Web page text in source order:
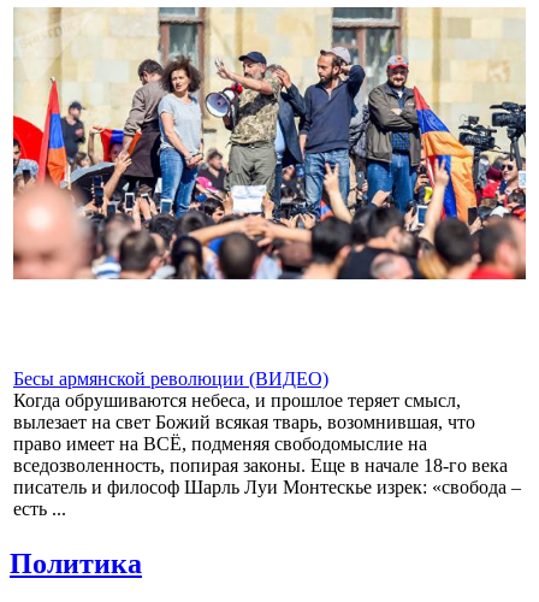
Бесы армянской революции (ВИДЕО)
Когда обрушиваются небеса, и прошлое теряет смысл,
вылезает на свет Божий всякая тварь, возомнившая, что
право имеет на ВСЁ, подменяя свободомыслие на
вседозволенность, попирая законы. Еще в начале 18-го века
писатель и философ Шарль Луи Монтескье изрек: «свобода –
есть ...
Политика